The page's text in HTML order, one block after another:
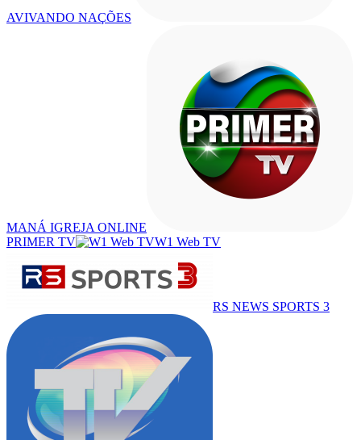
AVIVANDO NAÇÕES
MANÁ IGREJA ONLINE
PRIMER TV
W1 Web TV
RS NEWS SPORTS 3